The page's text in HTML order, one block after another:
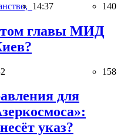
14:37 140
главы МИД
158
для
указ?